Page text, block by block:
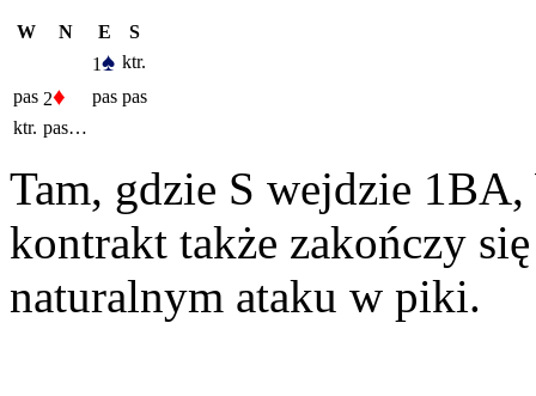
W N E
S
1♠ ktr.
pas 2♦ pas pas
ktr. pas…
Tam, gdzie S wejdzie
kontrakt także zakończy
naturalnym ataku w piki.